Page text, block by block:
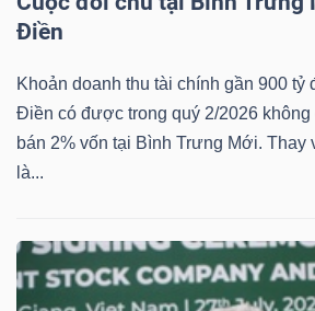
Điền
Khoản doanh thu tài chính gần 900 tỷ
Điền có được trong quý 2/2026
bán 2% vốn tại Bình Trưng Mới. Thay
là...
Bài
viết
của
tác
Báo